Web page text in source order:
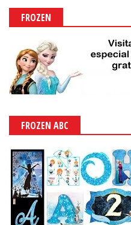
FROZEN
FROZEN ABC